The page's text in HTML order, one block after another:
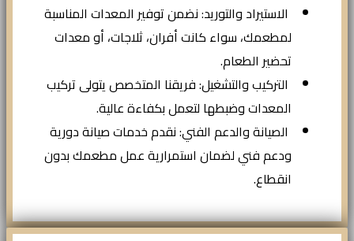
الاستيراد والتوريد: نضمن توفير المعدات المناسبة
لمطعمك، سواء كانت أفران، ثلاجات، أو معدات
تحضير الطعام.
التركيب والتشغيل: فريقنا المتخصص يتولى تركيب
المعدات وضبطها لتعمل بكفاءة عالية.
الصيانة والدعم الفني: نقدم خدمات صيانة دورية
ودعم فني لضمان استمرارية عمل مطعمك بدون
انقطاع.